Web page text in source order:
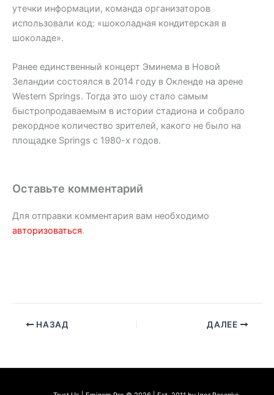
утечки информации, команда организаторов
использовали код: «шоколадная кондитерская в
шоколаде».
Ранее единственный концерт Эминема в Новой
Зеландии состоялся в 2014 году в Окленде на арене
Western Springs. Тогда это шоу стало самым
быстропродаваемым в истории стадиона и собрало
рекордное количество зрителей, какого не было на
площадке Springs с 1980-х годов.
Оставьте комментарий
Для отправки комментария вам необходимо
авторизоваться.
НАЗАД ДАЛЕЕ